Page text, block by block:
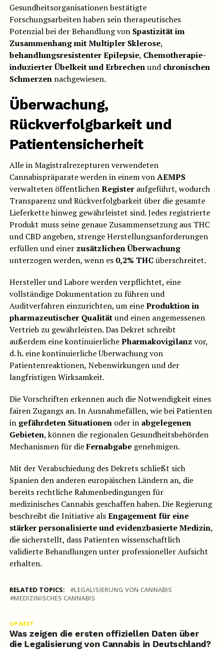
Gesundheitsorganisationen bestätigte
Forschungsarbeiten haben sein therapeutisches
Potenzial bei der Behandlung von Spastizität im
Zusammenhang mit Multipler Sklerose,
behandlungsresistenter Epilepsie, Chemotherapie-
induzierter Übelkeit und Erbrechenund chronischen
Schmerzennachgewiesen.
Überwachung,
Rückverfolgbarkeit und
Patientensicherheit
Alle in Magistralrezepturen verwendeten
Cannabispräparate werden in einem vonAEMPS
verwalteten öffentlichenRegisteraufgeführt, wodurch
Transparenz und Rückverfolgbarkeit über die gesamte
Lieferkette hinweg gewährleistet sind. Jedes registrierte
Produkt muss seine genaue Zusammensetzung aus THC
und CBD angeben, strenge Herstellungsanforderungen
erfüllen und einer zusätzlichen Überwachung
unterzogen werden, wenn es 0,2% THC überschreitet.
Hersteller und Labore werden verpflichtet, eine
vollständige Dokumentation zu führen und
Auditverfahren einzurichten, um eineProduktion in
pharmazeutischer Qualitätund einen angemessenen
Vertrieb zu gewährleisten. Das Dekret schreibt
außerdem eine kontinuierlichePharmakovigilanz vor,
d. h. eine kontinuierliche Überwachung von
Patientenreaktionen, Nebenwirkungen und der
langfristigen Wirksamkeit.
Die Vorschriften erkennen auch die Notwendigkeit eines
fairen Zugangs an. In Ausnahmefällen, wie bei Patienten
in gefährdeten Situationenoder in abgelegenen
Gebieten, können die regionalen Gesundheitsbehörden
Mechanismen für dieFernabgabegenehmigen.
Mit der Verabschiedung des Dekrets schließt sich
Spanien den anderen europäischen Ländern an, die
bereits rechtliche Rahmenbedingungen für
medizinisches Cannabis geschaffen haben. Die Regierung
beschreibt die Initiative alsEngagement für eine
stärker personalisierte und evidenzbasierte Medizin,
die sicherstellt, dass Patienten wissenschaftlich
validierte Behandlungen unter professioneller Aufsicht
erhalten.
RELATED TOPICS:
LEGALISIERUNG VON CANNABIS
MEDIZINISCHES CANNABIS
UP NEXT
Was zeigen die ersten offiziellen Daten über
die Legalisierung von Cannabis in Deutschland?